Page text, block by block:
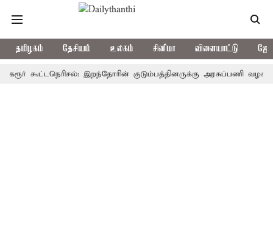
தமிழகம் தேசியம் உலகம் சினிமா விளையாட்டு
கூட்டநெரிசல்: இறந்தோரின் குடும்பத்தினருக்கு அரசுப்பணி வழக்கு;